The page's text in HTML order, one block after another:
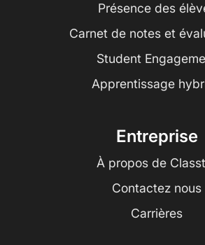
Présence des
Carnet de notes et
Student
Apprentissage
Entreprise
À propos de
Contactez nous
Carrières